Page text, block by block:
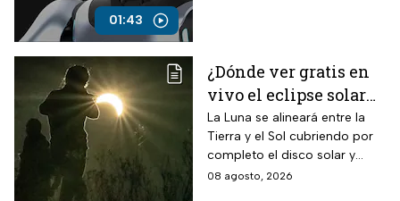
01:43
¿Dónde ver gratis en
vivo el eclipse solar
en México?
La Luna se alineará entre la
Tierra y el Sol cubriendo por
completo el disco solar y
generará oscuridad diurna, un
08 agosto, 2026